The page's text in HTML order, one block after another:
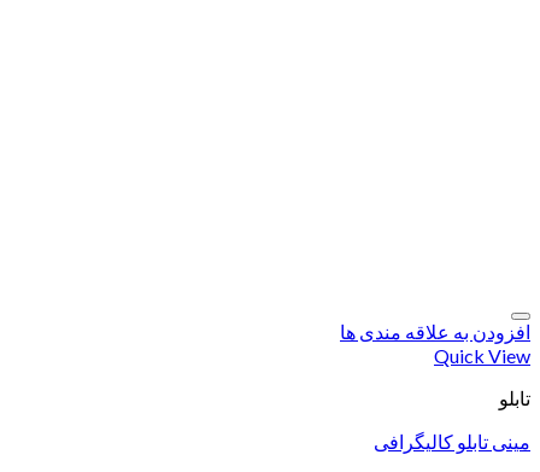
افزودن به علاقه مندی ها
Quick View
تابلو
مینی تابلو کالیگرافی